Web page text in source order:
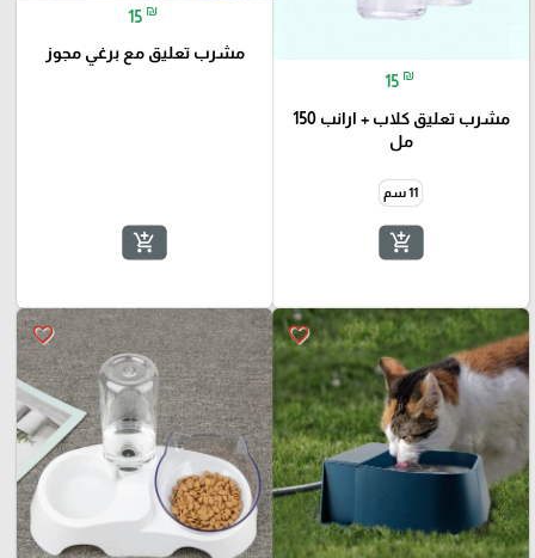
🎓
15 ₪
مشرب تعليق كلاب + ارانب 150
مل
11 سم
add_shopping_cart
15 ₪
مشرب تعليق مع برغي مجوز
add_shopping_cart
favorite_border
favorite_border